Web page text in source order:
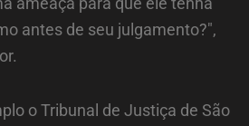
antes de seu julgamento?",
o Tribunal de Justiça de São